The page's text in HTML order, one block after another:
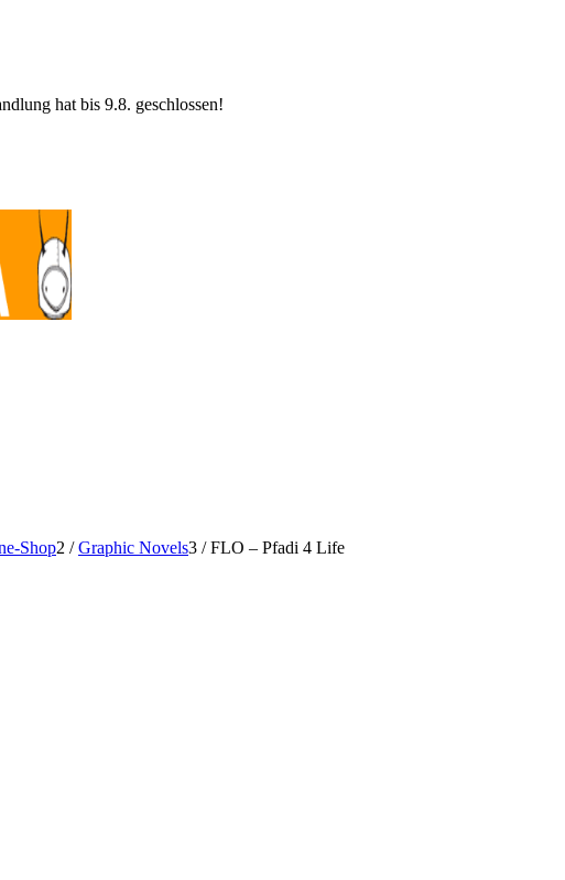
hat bis 9.8. geschlossen!
Shop2 / Graphic Novels3 / FLO – Pfadi 4 Life